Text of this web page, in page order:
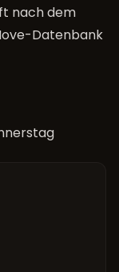
nach dem
Datenbank